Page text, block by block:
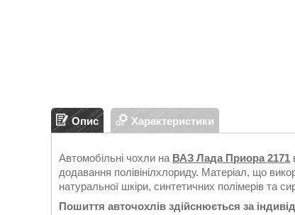
Опис Характеристики
Автомобільні чохли на ВАЗ Лада Приора 2171
додавання полівінілхлориду. Матеріал, що
натуральної шкіри, синтетичних полімерів та
Пошиття авточохлів здійснюється за